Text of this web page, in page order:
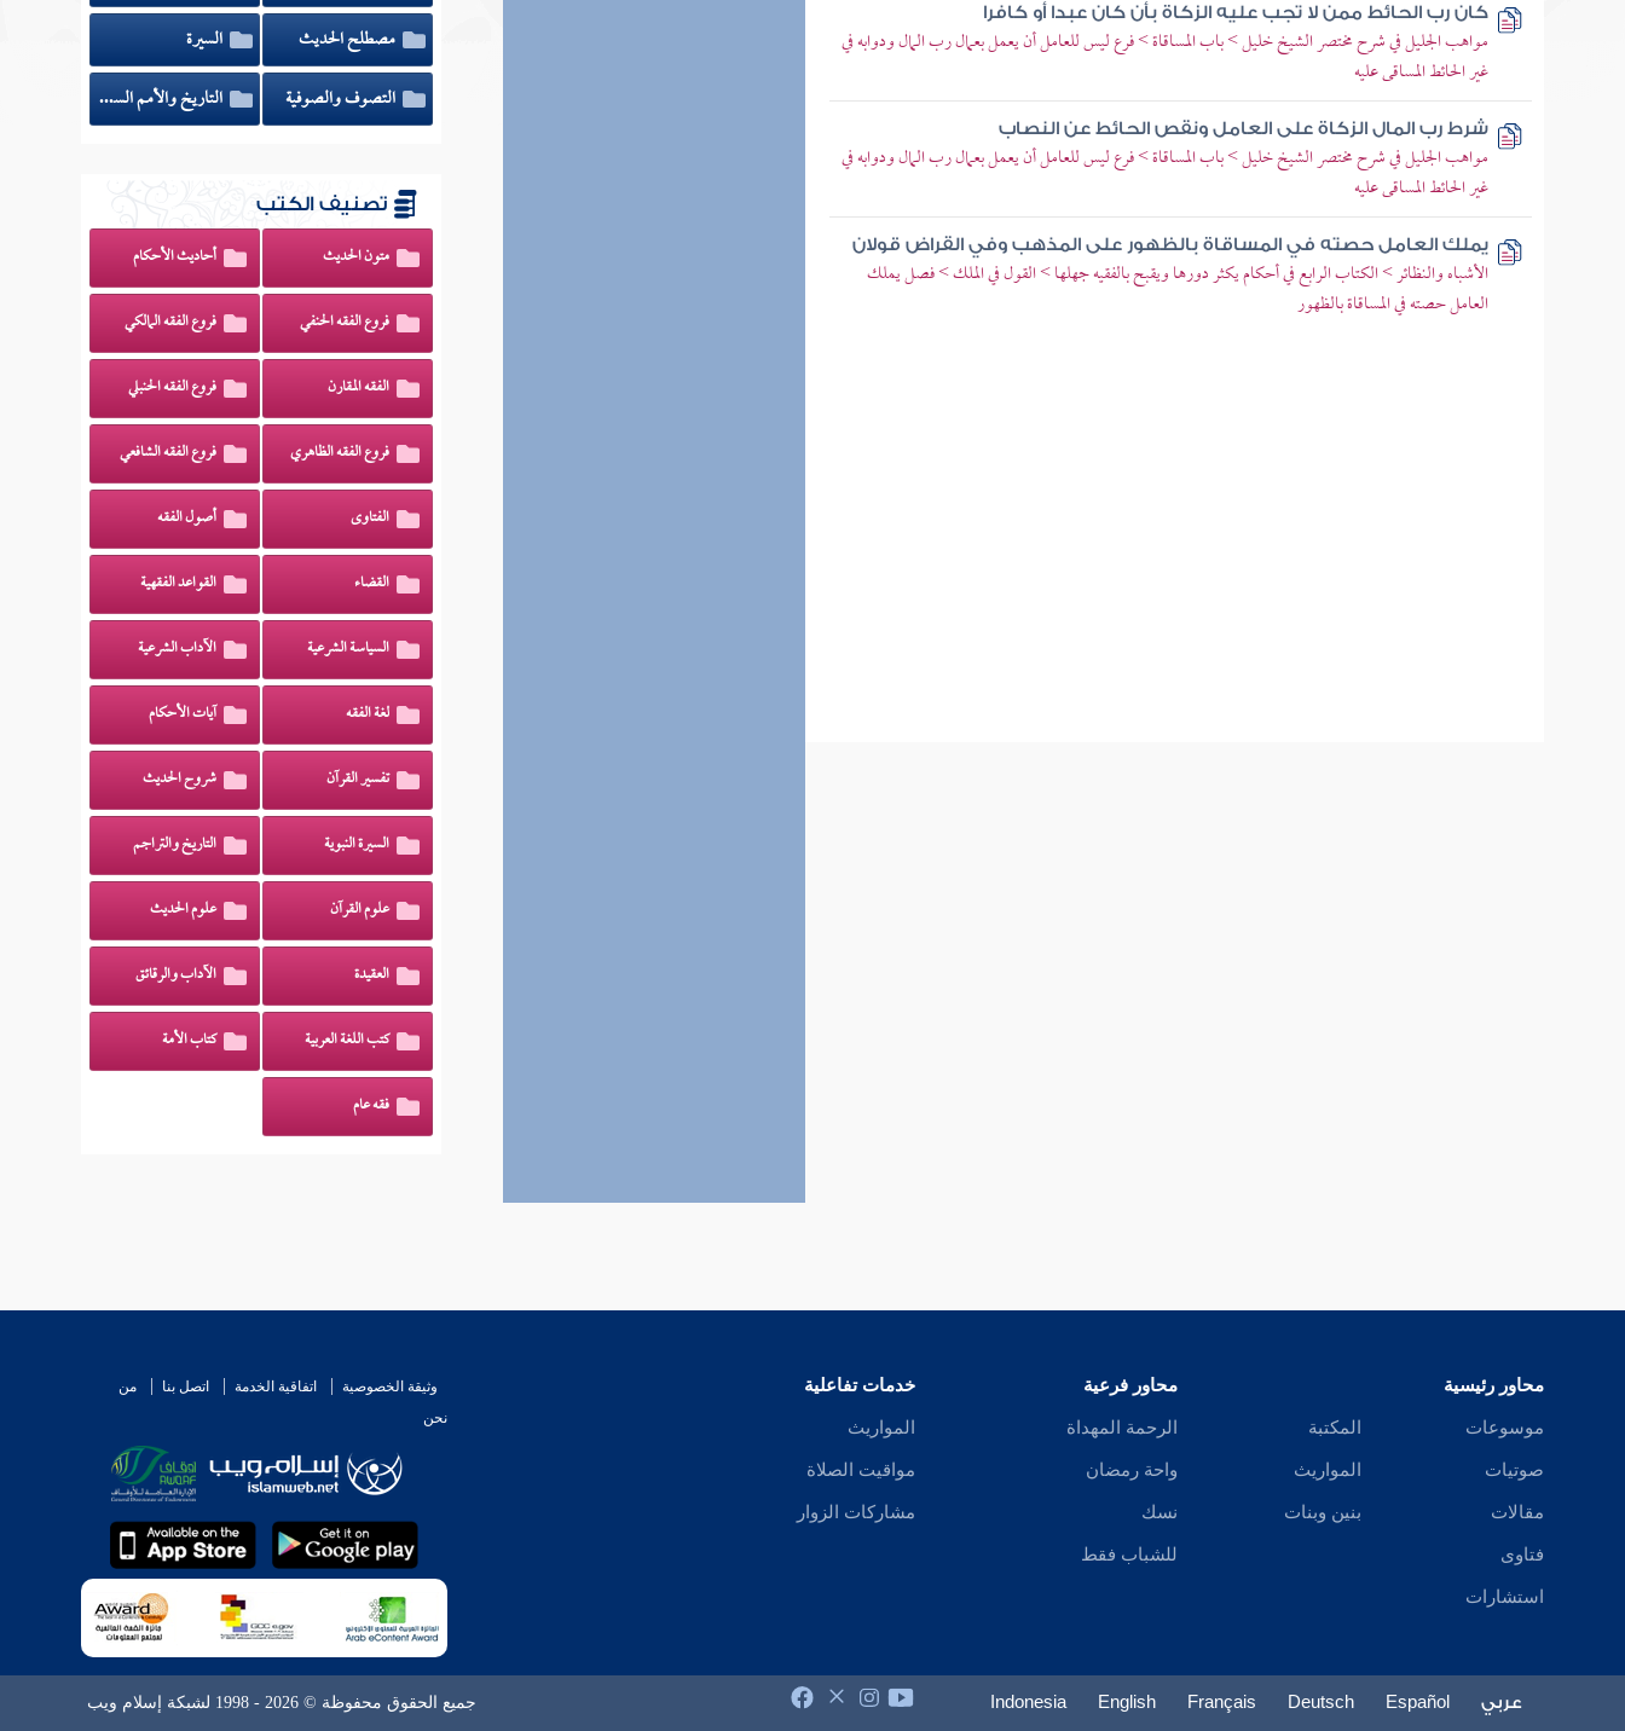
كان رب الحائط ممن لا تجب عليه الزكاة بأن كان عبدا أو كافرا
مواهب الجليل في شرح مختصر الشيخ خليل > باب المساقاة > فرع ليس للعامل أن يعمل بعمال رب المال ودوابه في
غير الحائط المساقى عليه
شرط رب المال الزكاة على العامل ونقص الحائط عن النصاب
مواهب الجليل في شرح مختصر الشيخ خليل > باب المساقاة > فرع ليس للعامل أن يعمل بعمال رب المال ودوابه في
غير الحائط المساقى عليه
يملك العامل حصته في المساقاة بالظهور على المذهب وفي القراض قولان
الأشباه والنظائر > الكتاب الرابع في أحكام يكثر دورها ويقبح بالفقيه جهلها > القول في الملك > فصل يملك
العامل حصته في المساقاة بالظهور
مصطلح الحديث
السيرة
التصوف والصوفية
التاريخ والأمم السابقة
تصنيف الكتب
متون الحديث أحاديث الأحكام
فروع الفقه الحنفي فروع الفقه المالكي
الفقه المقارن فروع الفقه الحنبلي
فروع الفقه الظاهري فروع الفقه الشافعي
الفتاوى أصول الفقه
القضاء القواعد الفقهية
السياسة الشرعية الآداب الشرعية
لغة الفقه آيات الأحكام
تفسير القرآن شروح الحديث
السيرة النبوية التاريخ والتراجم
علوم القرآن علوم الحديث
العقيدة الآداب والرقائق
كتب اللغة العربية كتاب الأمة
فقه عام
محاور رئيسية
موسوعات
صوتيات
مقالات
فتاوى
استشارات
المكتبة
المواريث
بنين وبنات
محاور فرعية
الرحمة المهداة
واحة رمضان
نسك
للشباب فقط
خدمات تفاعلية
المواريث
مواقيت الصلاة
مشاركات الزوار
وثيقة الخصوصية اتفاقية الخدمة اتصل بنا
من
نحن
عربي Español
Deutsch
Français
English
Indonesia جميع الحقوق محفوظة © 2026 - 1998 لشبكة إسلام ويب